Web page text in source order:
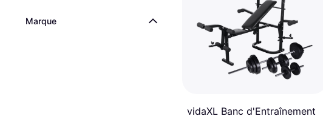
Marque
vidaXL Banc d'Entraînement